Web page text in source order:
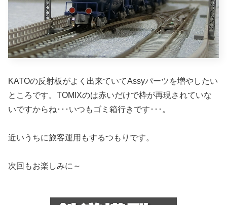
KATOの反射板がよく出来ていてAssyパーツを増やしたい
ところです。TOMIXのは赤いだけで枠が再現されていな
いですからね･･･いつもゴミ箱行きです･･･。
近いうちに旅客運用もするつもりです。
次回もお楽しみに～